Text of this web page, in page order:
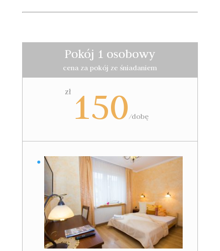
Pokój 1 osobowy
cena za pokój ze śniadaniem
zł 150/dobę